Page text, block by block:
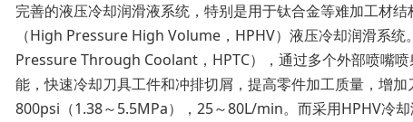
完善的液压冷却润滑液系统，特别是用于钛合金等难加工材
（High Pressure High Volume，HPHV）液压冷却润滑系
Pressure Through Coolant，HPTC），通过多个外部喷嘴
能，快速冷却刀具工件和冲排切屑，提高零件加工质量，增
800psi（1.38～5.5MPa），25～80L/min。而采用HPHV冷